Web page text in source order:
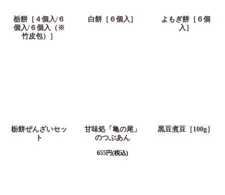
栃餅［４個入/６
個入/６個入（※
竹皮包）］
白餅［６個入］
よもぎ餅［６個
入］
栃餅ぜんざいセッ
ト
甘味処「亀の尾」
のつぶあん
655円(税込)
黒豆煮豆［100g］